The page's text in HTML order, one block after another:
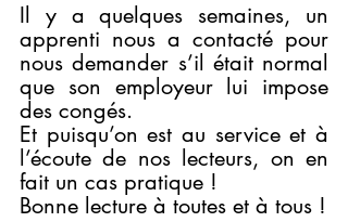
Il y a quelques semaines, un
apprenti nous a contacté pour
nous demander s’il était normal
que son employeur lui impose
des congés.
Et puisqu’on est au service et à
l’écoute de nos lecteurs, on en
fait un cas pratique !
Bonne lecture à toutes et à tous !